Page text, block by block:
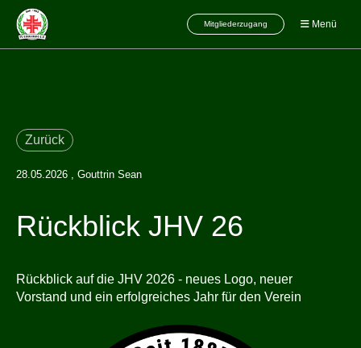
Mitgliederzugang Menü
Zurück
28.05.2026 , Gouttrin Sean
Rückblick JHV 26
Rückblick auf die JHV 2026 - neues Logo, neuer
Vorstand und ein erfolgreiches Jahr für den Verein